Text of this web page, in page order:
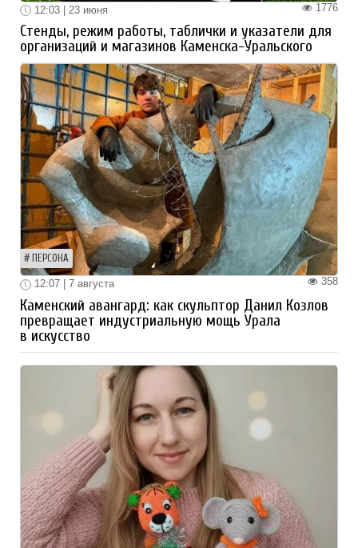
1776
12:03 | 23 июня
Стенды, режим работы, таблички и указатели для
организаций и магазинов Каменска-Уральского
ПЕРСОНА
358
12:07 | 7 августа
Каменский авангард: как скульптор Данил Козлов
превращает индустриальную мощь Урала
в искусство